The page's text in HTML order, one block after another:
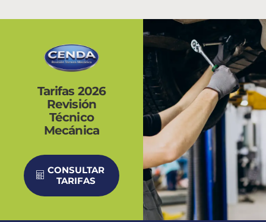
Tarifas 2026
Revisión
Técnico
Mecánica
CONSULTAR
TARIFAS